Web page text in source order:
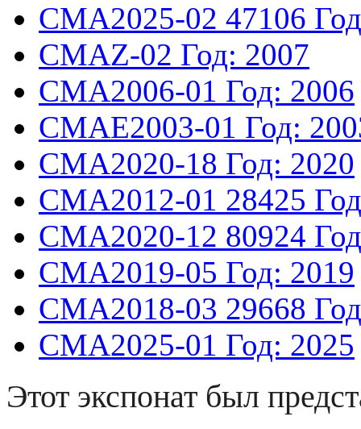
CMA2025-02 47106
CMAZ-02 Год: 2007
CMA2006-01 Год: 2006
CMAE2003-01 Год:
CMA2020-18 Год: 2020
CMA2012-01 28425
CMA2020-12 80924
CMA2019-05 Год: 2019
CMA2018-03 29668
CMA2025-01 Год: 2025
Этот экспонат был